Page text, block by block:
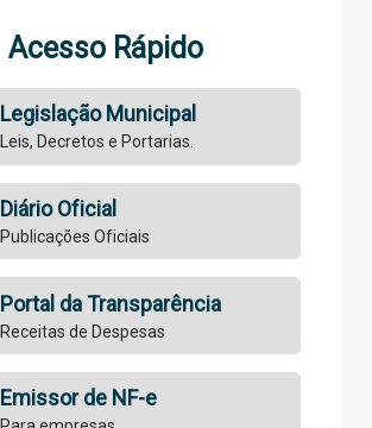
Acesso Rápido
Legislação Municipal
Leis, Decretos e Portarias.
Diário Oficial
Publicações Oficiais
Portal da Transparência
Receitas de Despesas
Emissor de NF-e